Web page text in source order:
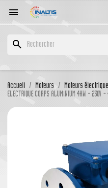

search
Accueil Moteurs Moteurs
ELECTRIQUE CORPS ALUMINIUM 4KW -